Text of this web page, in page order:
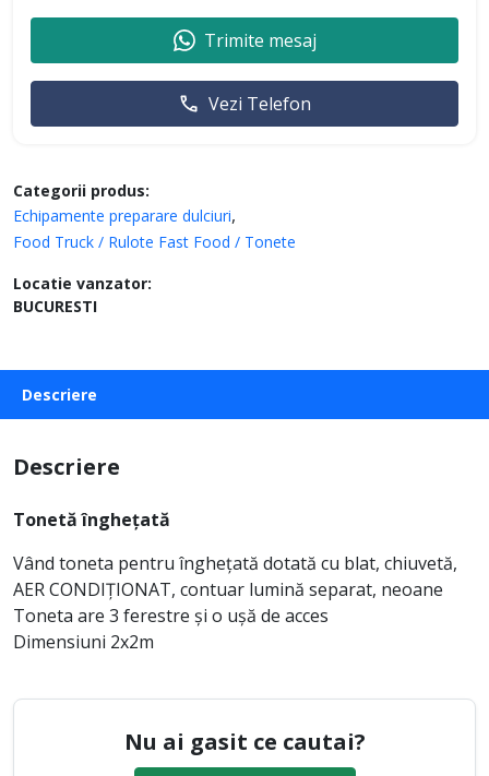
Categorii produs:
Echipamente preparare dulciuri
Food Truck / Rulote Fast Food / Tonete
Locatie vanzator:
BUCURESTI
Trimite mesaj
Vezi Telefon
Descriere
Descriere
Tonetă înghețată
Vând toneta pentru înghețată dotată cu blat, chiuvetă,
AER CONDIȚIONAT, contuar lumină separat, neoane
Toneta are 3 ferestre și o ușă de acces
Dimensiuni 2x2m
Nu ai gasit ce cautai?